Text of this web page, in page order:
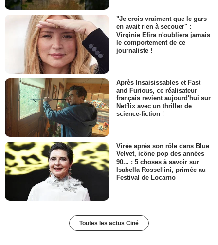
"Je crois vraiment que le gars
en avait rien à secouer" :
Virginie Efira n'oubliera jamais
le comportement de ce
journaliste !
Après Insaisissables et Fast
and Furious, ce réalisateur
français revient aujourd'hui sur
Netflix avec un thriller de
science-fiction !
Virée après son rôle dans Blue
Velvet, icône pop des années
90... : 5 choses à savoir sur
Isabella Rossellini, primée au
Festival de Locarno
Toutes les actus Ciné